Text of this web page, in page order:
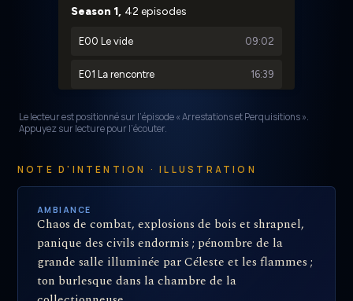
Le lecteur est positionné sur l’épisode « Arrestations et Perquisitions ».
Appuyez sur lecture pour l’écouter.
NOTE D'INTENTION · ILLUSTRATION
AMBIANCE
Chaos de combat, explosions de bois et shrapnel,
panique des civils endormis ; pénombre de la
grande salle illuminée par Céleste et les flammes ;
ton burlesque dans la chambre de la